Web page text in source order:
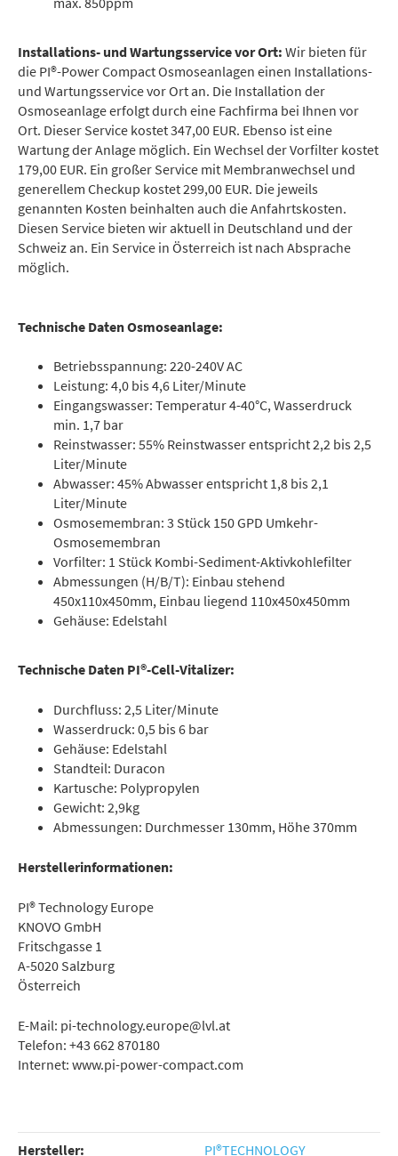
Installations- und Wartungsservice vor Ort: Wir bieten für
die PI®-Power Compact Osmoseanlagen einen Installations-
und Wartungsservice vor Ort an. Die Installation der
Osmoseanlage erfolgt durch eine Fachfirma bei Ihnen vor
Ort. Dieser Service kostet 347,00 EUR. Ebenso ist eine
Wartung der Anlage möglich. Ein Wechsel der Vorfilter kostet
179,00 EUR. Ein großer Service mit Membranwechsel und
generellem Checkup kostet 299,00 EUR. Die jeweils
genannten Kosten beinhalten auch die Anfahrtskosten.
Diesen Service bieten wir aktuell in Deutschland und der
Schweiz an. Ein Service in Österreich ist nach Absprache
möglich.
Technische Daten Osmoseanlage:
Betriebsspannung: 220-240V AC
Leistung: 4,0 bis 4,6 Liter/Minute
Eingangswasser: Temperatur 4-40°C, Wasserdruck
min. 1,7 bar
Reinstwasser: 55% Reinstwasser entspricht 2,2 bis 2,5
Liter/Minute
Abwasser: 45% Abwasser entspricht 1,8 bis 2,1
Liter/Minute
Osmosemembran: 3 Stück 150 GPD Umkehr-
Osmosemembran
Vorfilter: 1 Stück Kombi-Sediment-Aktivkohlefilter
Abmessungen (H/B/T): Einbau stehend
450x110x450mm, Einbau liegend 110x450x450mm
Gehäuse: Edelstahl
Technische Daten PI®-Cell-Vitalizer:
Durchfluss: 2,5 Liter/Minute
Wasserdruck: 0,5 bis 6 bar
Gehäuse: Edelstahl
Standteil: Duracon
Kartusche: Polypropylen
Gewicht: 2,9kg
Abmessungen: Durchmesser 130mm, Höhe 370mm
Herstellerinformationen:
PI® Technology Europe
KNOVO GmbH
Fritschgasse 1
A-5020 Salzburg
Österreich
E-Mail: pi-technology.europe@lvl.at
Telefon: +43 662 870180
Internet: www.pi-power-compact.com
Hersteller:
PI®TECHNOLOGY